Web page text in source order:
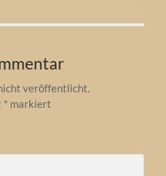
veröffentlicht.
* markiert